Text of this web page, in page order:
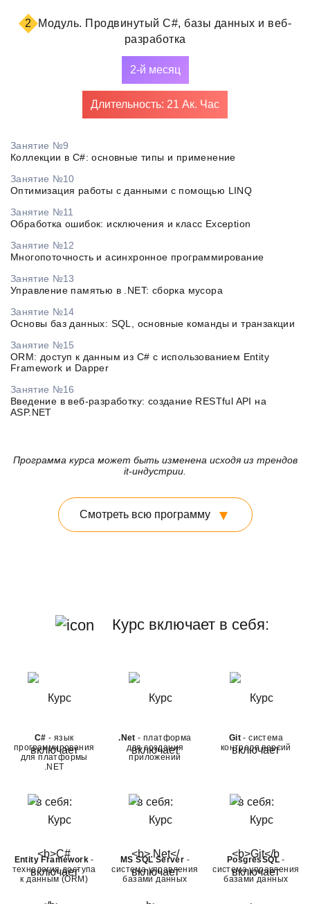
2 Модуль. Продвинутый C#, базы данных и веб-
разработка
2-й месяц
Длительность: 21 Ак. Час
Занятие №9
Коллекции в C#: основные типы и применение
Занятие №10
Оптимизация работы с данными с помощью LINQ
Занятие №11
Обработка ошибок: исключения и класс Exception
Занятие №12
Многопоточность и асинхронное программирование
Занятие №13
Управление памятью в .NET: сборка мусора
Занятие №14
Основы баз данных: SQL, основные команды и транзакции
Занятие №15
ORM: доступ к данным из C# с использованием Entity
Framework и Dapper
Занятие №16
Введение в веб-разработку: создание RESTful API на
ASP.NET
Программа курса может быть изменена исходя из трендов
it-индустрии.
Смотреть всю программу
Курс включает в себя:
C# - язык
программирования
для платформы
.NET
.Net - платформа
для создания
приложений
Git- система
контроля версий
Entity Framework-
технология доступа
к данным (ORM)
MS SQL Server -
система управления
базами данных
PosgresSQL-
система управления
базами данных